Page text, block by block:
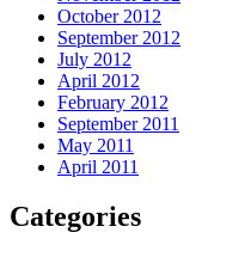
October 2012
September 2012
July 2012
April 2012
February 2012
September 2011
May 2011
April 2011
Categories